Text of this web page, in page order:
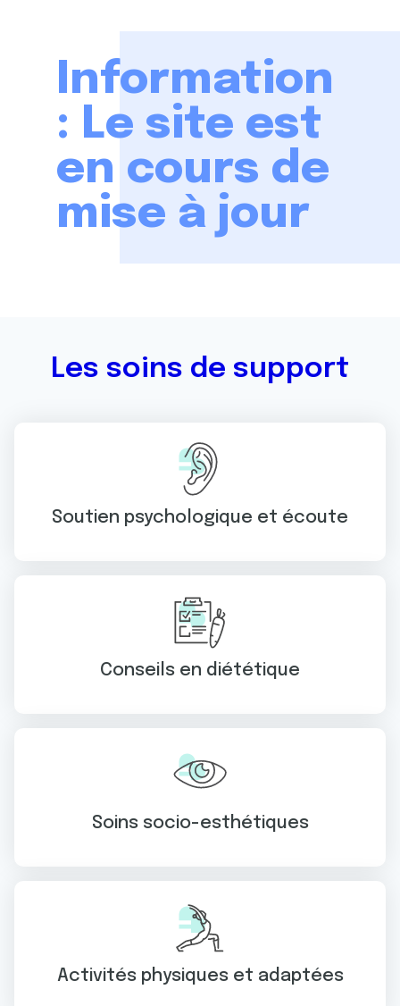
Information
: Le site est
en cours de
mise à jour
Les soins de support
Soutien psychologique et écoute
Conseils en diététique
Soins socio-esthétiques
Activités physiques et adaptées